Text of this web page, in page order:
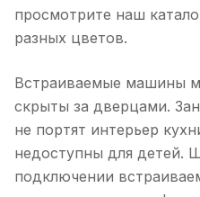
просмотрите наш
разных цветов.
Встраиваемые машины
скрыты за дверцами.
не портят интерьер
недоступны для детей.
подключении